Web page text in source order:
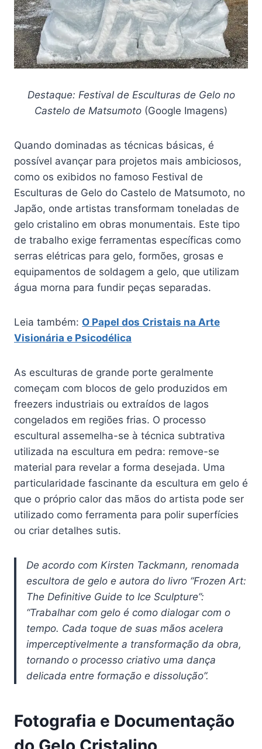
Destaque: Festival de Esculturas de Gelo no
Castelo de Matsumoto (Google Imagens)
Quando dominadas as técnicas básicas, é
possível avançar para projetos mais ambiciosos,
como os exibidos no famoso Festival de
Esculturas de Gelo do Castelo de Matsumoto, no
Japão, onde artistas transformam toneladas de
gelo cristalino em obras monumentais. Este tipo
de trabalho exige ferramentas específicas como
serras elétricas para gelo, formões, grosas e
equipamentos de soldagem a gelo, que utilizam
água morna para fundir peças separadas.
Leia também: O Papel dos Cristais na Arte
Visionária e Psicodélica
As esculturas de grande porte geralmente
começam com blocos de gelo produzidos em
freezers industriais ou extraídos de lagos
congelados em regiões frias. O processo
escultural assemelha-se à técnica subtrativa
utilizada na escultura em pedra: remove-se
material para revelar a forma desejada. Uma
particularidade fascinante da escultura em gelo é
que o próprio calor das mãos do artista pode ser
utilizado como ferramenta para polir superfícies
ou criar detalhes sutis.
De acordo com Kirsten Tackmann, renomada
escultora de gelo e autora do livro “Frozen Art:
The Definitive Guide to Ice Sculpture”:
“Trabalhar com gelo é como dialogar com o
tempo. Cada toque de suas mãos acelera
imperceptivelmente a transformação da obra,
tornando o processo criativo uma dança
delicada entre formação e dissolução”.
Fotografia e Documentação